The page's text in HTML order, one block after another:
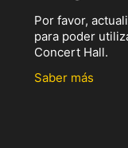
Por favor,
para poder
Concert Hall.
Saber más